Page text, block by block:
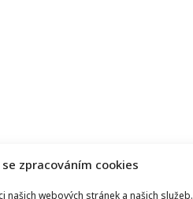
se zpracováním cookies
našich webových stránek a našich služeb.